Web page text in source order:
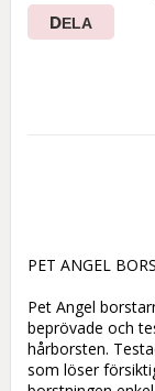
DELA
PET ANGEL
Pet Angel
beprövade och
hårborsten.
som löser